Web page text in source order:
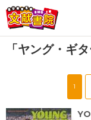
会員登録
「ヤング・ギ
1